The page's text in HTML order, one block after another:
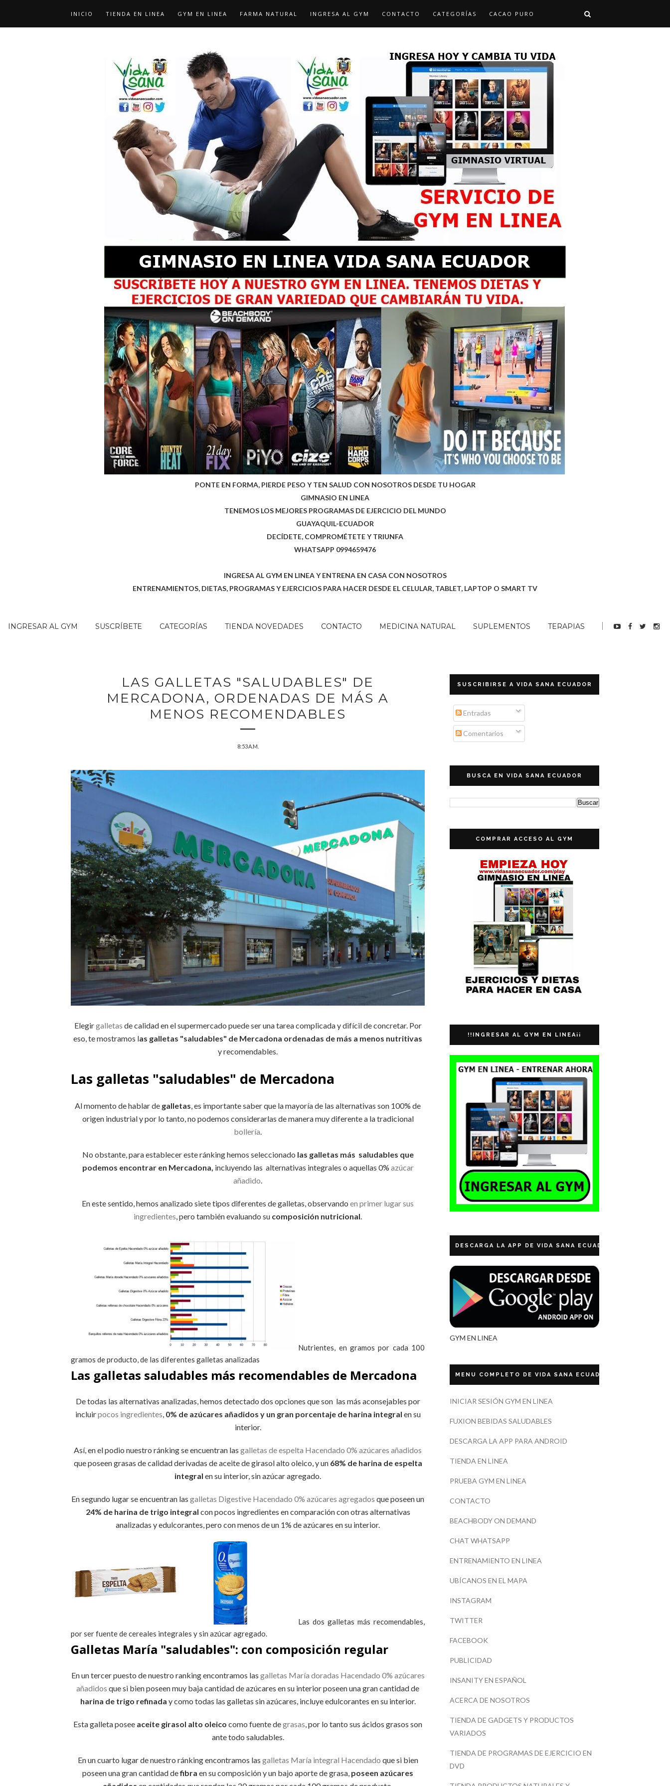
INICIO TIENDA EN LINEA GYM EN LINEA FARMA NATURAL INGRESA AL GYM CONTACTO CATEGORÍAS CACAO PURO
PONTE EN FORMA, PIERDE PESO Y TEN SALUD CON NOSOTROS DESDE TU HOGAR
GIMNASIO EN LINEA
TENEMOS LOS MEJORES PROGRAMAS DE EJERCICIO DEL MUNDO
GUAYAQUIL-ECUADOR
DECÍDETE, COMPROMÉTETE Y TRIUNFA
WHATSAPP 0994659476
INGRESA AL GYM EN LINEA Y ENTRENA EN CASA CON NOSOTROS
ENTRENAMIENTOS, DIETAS, PROGRAMAS Y EJERCICIOS PARA HACER DESDE EL CELULAR, TABLET, LAPTOP O SMART TV
INGRESAR AL GYM SUSCRÍBETE CATEGORÍAS TIENDA NOVEDADES CONTACTO MEDICINA NATURAL SUPLEMENTOS TERAPIAS
LAS GALLETAS "SALUDABLES" DE
MERCADONA, ORDENADAS DE MÁS A
MENOS RECOMENDABLES
8:53 A.M.
Elegirgalletas de calidad en el supermercado puede ser una tarea complicada y difícil de concretar. Por
eso, te mostramos las galletas "saludables" de Mercadona ordenadas de más a menos nutritivas
y recomendables.
Las galletas "saludables" de Mercadona
Al momento de hablar de galletas, es importante saber que la mayoría de las alternativas son 100% de
origen industrial y por lo tanto, no podemos considerarlas de manera muy diferente a la tradicional
bollería.
No obstante, para establecer este ránking hemos seleccionado las galletas más saludables que
podemos encontrar en Mercadona, incluyendo las alternativas integrales o aquellas 0% azúcar
añadido.
En este sentido, hemos analizado siete tipos diferentes de galletas, observando en primer lugar sus
ingredientes, pero también evaluando su composición nutricional.
Nutrientes, en gramos por cada 100
gramos de producto, de las diferentes galletas analizadas
Las galletas saludables más recomendables de Mercadona
De todas las alternativas analizadas, hemos detectado dos opciones que son las más aconsejables por
incluirpocos ingredientes, 0% de azúcares añadidos y un gran porcentaje de harina integral en su
interior.
Así, en el podio nuestro ránking se encuentran las galletas de espelta Hacendado 0% azúcares añadidos
que poseen grasas de calidad derivadas de aceite de girasol alto oleico, y un 68% de harina de espelta
integral en su interior, sin azúcar agregado.
En segundo lugar se encuentran las galletas Digestive Hacendado 0% azúcares agregados que poseen un
24% de harina de trigo integral con pocos ingredientes en comparación con otras alternativas
analizadas y edulcorantes, pero con menos de un 1% de azúcares en su interior.
Las dos galletas más recomendables,
por ser fuente de cereales integrales y sin azúcar agregado.
Galletas María "saludables": con composición regular
En un tercer puesto de nuestro ranking encontramos las galletas María doradas Hacendado 0% azúcares
añadidos que si bien poseen muy baja cantidad de azúcares en su interior poseen una gran cantidad de
harina de trigo refinada y como todas las galletas sin azúcares, incluye edulcorantes en su interior.
Esta galleta posee aceite girasol alto oleico como fuente degrasas, por lo tanto sus ácidos grasos son
ante todo saludables.
En un cuarto lugar de nuestro ránking encontramos las galletas María integral Hacendado que si bien
poseen una gran cantidad defibra en su composición y un bajo aporte de grasa, poseen azúcares
SUSCRIBIRSE A VIDA SANA ECUADOR
Entradas
Comentarios
BUSCA EN VIDA SANA ECUADOR
COMPRAR ACCESO AL GYM
!!INGRESAR AL GYM EN LINEA¡¡
DESCARGA LA APP DE VIDA SANA ECUADOR
GYM EN LINEA
MENU COMPLETO DE VIDA SANA ECUADOR
INICIAR SESIÓN GYM EN LINEA
FUXION BEBIDAS SALUDABLES
DESCARGA LA APP PARA ANDROID
TIENDA EN LINEA
PRUEBA GYM EN LINEA
CONTACTO
BEACHBODY ON DEMAND
CHAT WHATSAPP
ENTRENAMIENTO EN LINEA
UBÍCANOS EN EL MAPA
INSTAGRAM
TWITTER
FACEBOOK
PUBLICIDAD
INSANITY EN ESPAÑOL
ACERCA DE NOSOTROS
TIENDA DE GADGETS Y PRODUCTOS
VARIADOS
TIENDA DE PROGRAMAS DE EJERCICIO EN
DVD